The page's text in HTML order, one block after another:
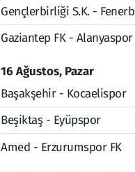
Gençlerbirliği S.K. -
Gaziantep FK - Alanyaspor
16 Ağustos, Pazar
Başakşehir - Kocaelispor
Beşiktaş - Eyüpspor
Amed - Erzurumspor FK